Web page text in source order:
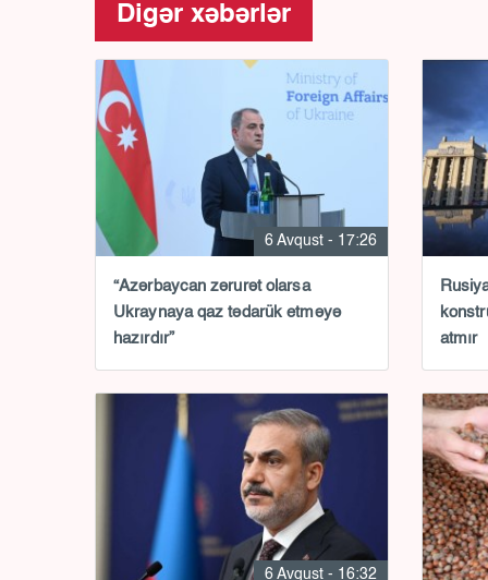
Digər xəbərlər
6 Avqust - 17:26
“Azərbaycan zərurət olarsa
Ukraynaya qaz tədarük etməyə
hazırdır”
atmır
6 Avqust - 16:32